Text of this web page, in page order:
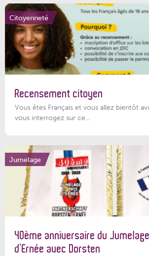
Citoyenneté
Recensement citoyen
Vous êtes Français et vous allez bientôt
vous interrogez sur ce...
Jumelage
40ème anniversaire du
d’Ernée avec Dorsten